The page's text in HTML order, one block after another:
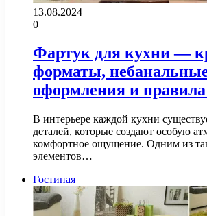
13.08.2024
0
Фартук для кухни —
форматы,
оформления и
В интерьере каждой кухни
деталей, которые создают особую
комфортное ощущение. Одним из
элементов…
Гостиная